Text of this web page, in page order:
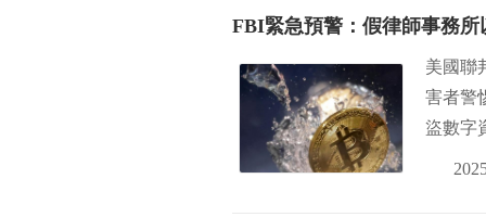
FBI緊急預警：假律師事務
美國聯
害者警
盜數字